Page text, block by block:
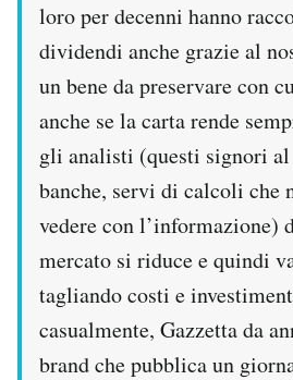
loro per decenni hanno
dividendi anche grazie al
un bene da preservare con
anche se la carta rende
gli analisti (questi signori
banche, servi di calcoli che
vedere con l’informazione)
mercato si riduce e quindi
tagliando costi e
casualmente, Gazzetta da
brand che pubblica un